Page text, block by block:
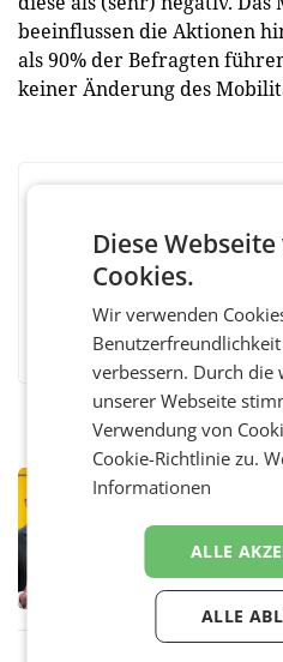
beeinflussen die Aktionen
als 90% der Befragten
keiner Änderung des
FacebookTwitterMessengerWhatsApp
ersten
WIEN Die
ersten
von 1.544,0
einem Plus
Diese
Cookies.
Wir verwenden
verbessern. Durch die
unserer Webseite
Verwendung von
Cookie-Richtlinie zu.
Informationen
ALLE
ALLE